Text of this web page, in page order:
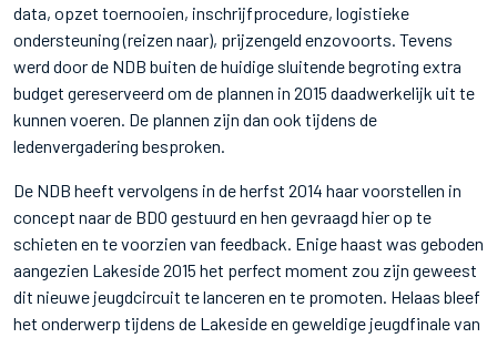
data, opzet toernooien, inschrijfprocedure, logistieke
ondersteuning (reizen naar), prijzengeld enzovoorts. Tevens
werd door de NDB buiten de huidige sluitende begroting extra
budget gereserveerd om de plannen in 2015 daadwerkelijk uit te
kunnen voeren. De plannen zijn dan ook tijdens de
ledenvergadering besproken.
De NDB heeft vervolgens in de herfst 2014 haar voorstellen in
concept naar de BDO gestuurd en hen gevraagd hier op te
schieten en te voorzien van feedback. Enige haast was geboden
aangezien Lakeside 2015 het perfect moment zou zijn geweest
dit nieuwe jeugdcircuit te lanceren en te promoten. Helaas bleef
het onderwerp tijdens de Lakeside en geweldige jeugdfinale van